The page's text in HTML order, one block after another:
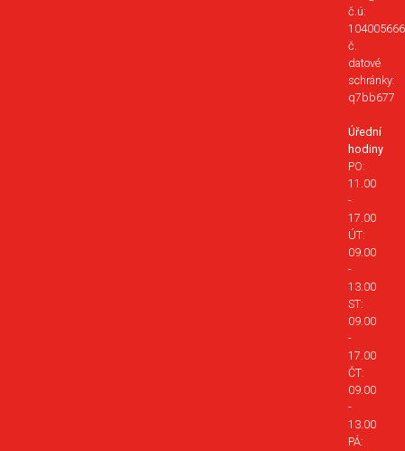
č.ú:
č.
datové
schránky:
q7bb677
Úřední
hodiny
PO:
11.00
-
17.00
ÚT:
09.00
-
13.00
ST:
09.00
-
17.00
ČT:
09.00
-
13.00
PÁ: